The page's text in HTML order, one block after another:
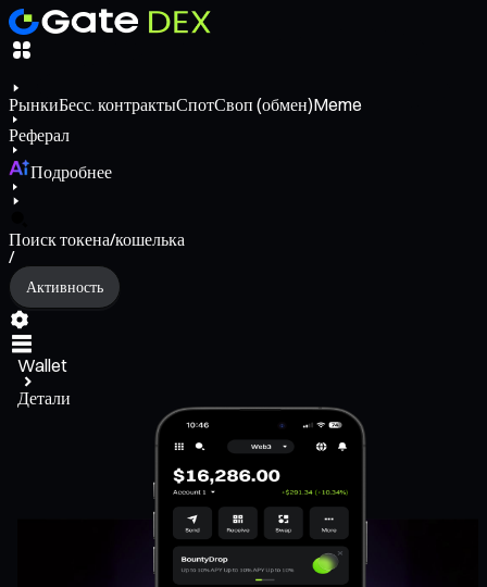
РынкиБесс. контрактыСпотСвоп (обмен)Meme
Реферал
Подробнее
Поиск токена/кошелька
/
Активность
Wallet
Детали